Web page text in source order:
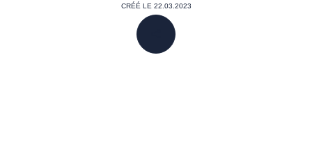
CRÉÉ LE 22.03.2023
PARTAGER